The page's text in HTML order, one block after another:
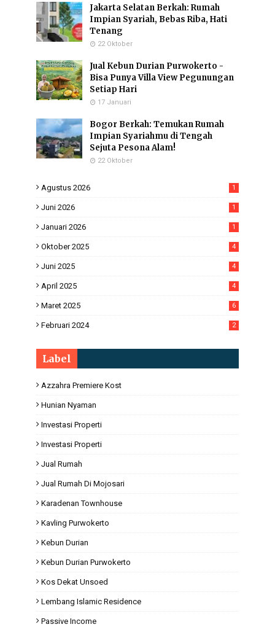
Jakarta Selatan Berkah: Rumah
Impian Syariah, Bebas Riba, Hati
Tenang
22 Oktober
Jual Kebun Durian Purwokerto -
Bisa Punya Villa View Pegunungan
Setiap Hari
17 Januari
Bogor Berkah: Temukan Rumah
Impian Syariahmu di Tengah
Sejuta Pesona Alam!
22 Oktober
Agustus 2026 1
Juni 2026 1
Januari 2026 1
Oktober 2025 4
Juni 2025 4
April 2025 4
Maret 2025 6
Februari 2024 2
Label
Azzahra Premiere Kost
Hunian Nyaman
Investasi Properti
Investasi Properti
Jual Rumah
Jual Rumah Di Mojosari
Karadenan Townhouse
Kavling Purwokerto
Kebun Durian
Kebun Durian Purwokerto
Kos Dekat Unsoed
Lembang Islamic Residence
Passive Income